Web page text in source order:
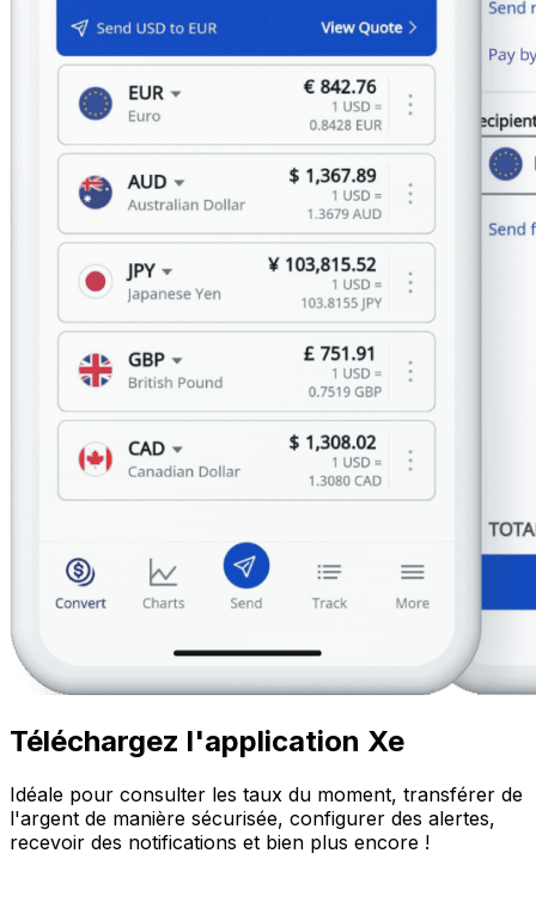
Téléchargez l'application Xe
Idéale pour consulter les taux du moment, transférer de
l'argent de manière sécurisée, configurer des alertes,
recevoir des notifications et bien plus encore !